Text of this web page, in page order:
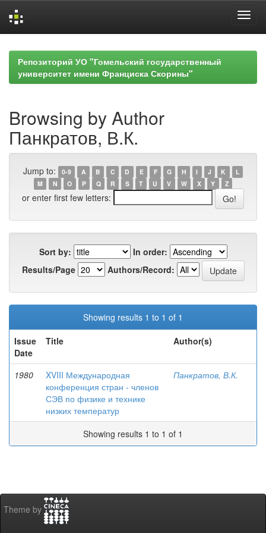
navigationРепозиторий УО "Гомельский государственный
университет имени Франциска Скорины"
Browsing by Author
Панкратов, В.К.
Jump to: 0-9 A B C D E F G H I J K
L
M
N O P Q R S T U V W X Y Z
or enter first few letters:
Sort by:
In order:
Results/Page
Authors/Record:
Showing results 1 to 1 of 1
Issue
Date
Title Author(s)
1980
XVIII Международная
конференция стран - членов
СЭВ по физике и технике
низких температур
Панкратов, В.К.
Showing results 1 to 1 of 1
Theme by